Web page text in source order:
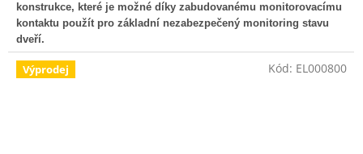
konstrukce, které je možné díky zabudovanému monitorovacímu
kontaktu použít pro základní nezabezpečený monitoring stavu
dveří.
Výprodej Kód: EL000800